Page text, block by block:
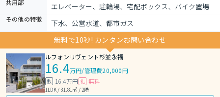
共用部 エレベーター、駐輪場、宅配ボックス、バイク置場
その他の特徴
下水、公営水道、都市ガス
無料で10秒! カンタンお問い合わせ
ルフォンリヴェント杉並永福
16.4万円/管理費20,000円
敷 16.4万円 礼 無料
1LDK / 31.81㎡ / 2階